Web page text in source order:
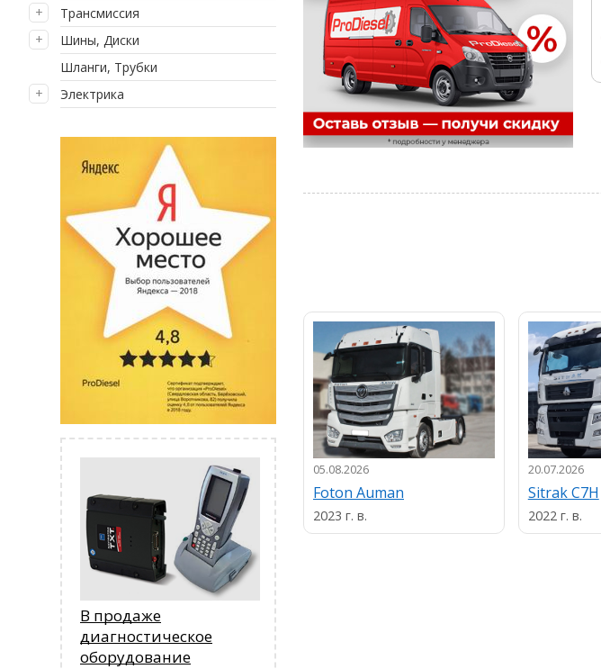
Трансмиссия
Шины, Диски
Шланги, Трубки
Электрика
В продаже
диагностическое
оборудование
05.08.2026
Foton Auman
2023 г. в.
20.07.2026
Sitrak C7H
2022 г. в.